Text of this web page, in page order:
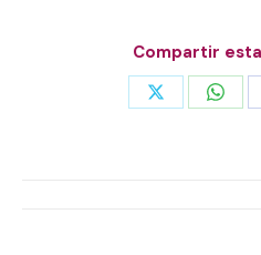
Compartir
Share Share